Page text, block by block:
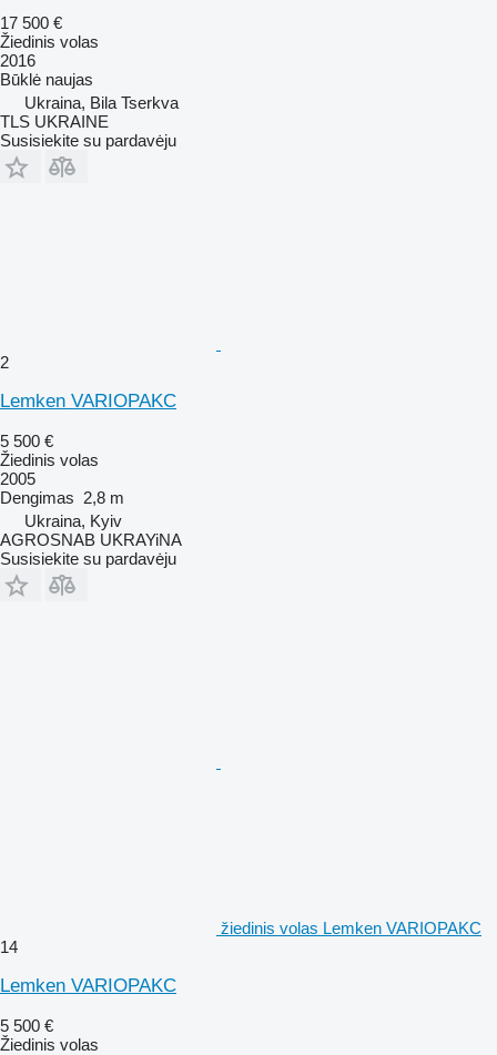
17 500 €
Žiedinis volas
2016
Būklė naujas
Ukraina, Bila Tserkva
TLS UKRAINE
Susisiekite su pardavėju
2
Lemken VARIOPAKC
5 500 €
Žiedinis volas
2005
Dengimas 2,8 m
Ukraina, Kyiv
AGROSNAB UKRAYiNA
Susisiekite su pardavėju
žiedinis volas Lemken VARIOPAKC
14
Lemken VARIOPAKC
5 500 €
Žiedinis volas